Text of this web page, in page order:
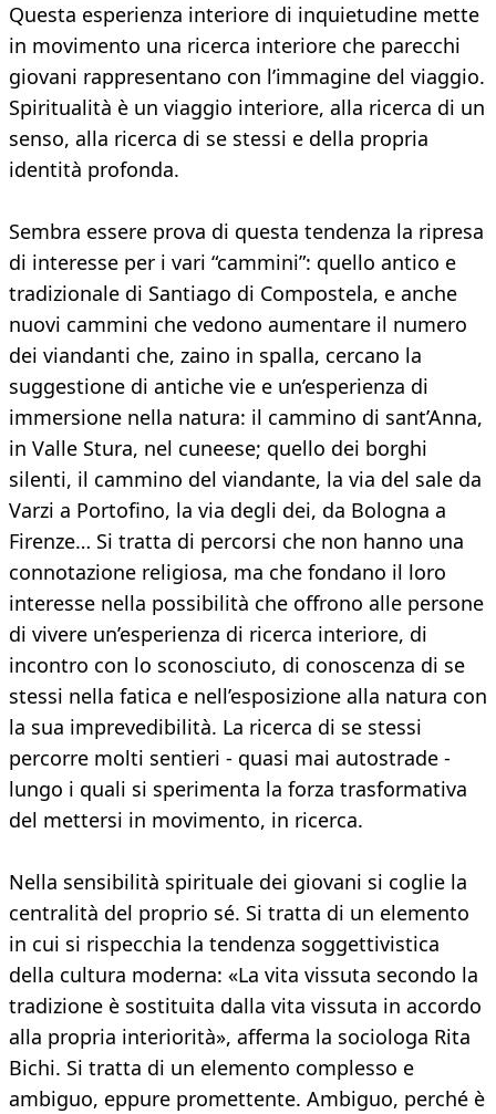
Questa esperienza interiore di inquietudine mette
in movimento una ricerca interiore che parecchi
giovani rappresentano con l’immagine del viaggio.
Spiritualità è un viaggio interiore, alla ricerca di un
senso, alla ricerca di se stessi e della propria
identità profonda.
Sembra essere prova di questa tendenza la ripresa
di interesse per i vari “cammini”: quello antico e
tradizionale di Santiago di Compostela, e anche
nuovi cammini che vedono aumentare il numero
dei viandanti che, zaino in spalla, cercano la
suggestione di antiche vie e un’esperienza di
immersione nella natura: il cammino di sant’Anna,
in Valle Stura, nel cuneese; quello dei borghi
silenti, il cammino del viandante, la via del sale da
Varzi a Portofino, la via degli dei, da Bologna a
Firenze… Si tratta di percorsi che non hanno una
connotazione religiosa, ma che fondano il loro
interesse nella possibilità che offrono alle persone
di vivere un’esperienza di ricerca interiore, di
incontro con lo sconosciuto, di conoscenza di se
stessi nella fatica e nell’esposizione alla natura con
la sua imprevedibilità. La ricerca di se stessi
percorre molti sentieri - quasi mai autostrade -
lungo i quali si sperimenta la forza trasformativa
del mettersi in movimento, in ricerca.
Nella sensibilità spirituale dei giovani si coglie la
centralità del proprio sé. Si tratta di un elemento
in cui si rispecchia la tendenza soggettivistica
della cultura moderna: «La vita vissuta secondo la
tradizione è sostituita dalla vita vissuta in accordo
alla propria interiorità», afferma la sociologa Rita
Bichi. Si tratta di un elemento complesso e
ambiguo, eppure promettente. Ambiguo, perché è